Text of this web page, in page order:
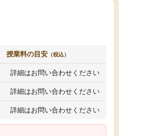
授業料の目安 （税込）
詳細はお問い合わせください
詳細はお問い合わせください
詳細はお問い合わせください